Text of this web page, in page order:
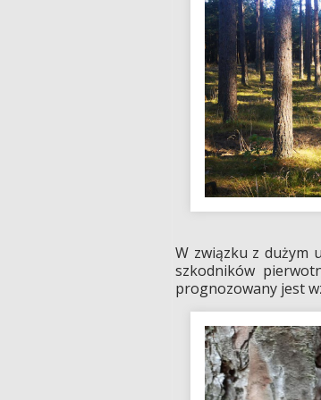
W związku z dużym
szkodników
prognozowany jest